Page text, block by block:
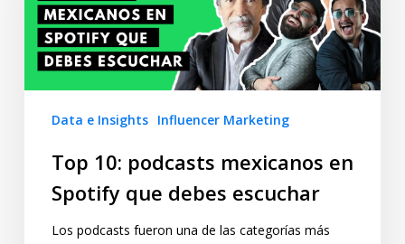
Data e Insights Influencer Marketing
Top 10: podcasts mexicanos en
Spotify que debes escuchar
Los podcasts fueron una de las categorías más